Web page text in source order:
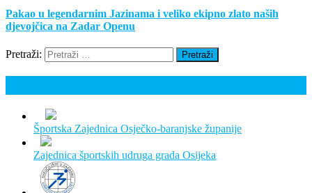
Pakao u legendarnim Jazinama i veliko ekipno zlato naših
djevojčica na Zadar Openu
Pretraži:
Športska Zajednica Osječko-baranjske županije
Zajednica športskih udruga grada Osijeka